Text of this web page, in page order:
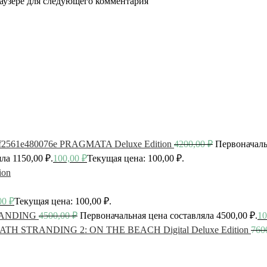
PRAGMATA Deluxe Edition 4200,00₽
1150,00 ₽.100,00 ₽Текущая цена: 100,00 ₽.
₽Текущая цена: 100,00 ₽.
4500,00₽ Первоначальная цена составляла 4500,00 ₽.
STRANDING 2: ON THE BEACH Digital Deluxe Edition